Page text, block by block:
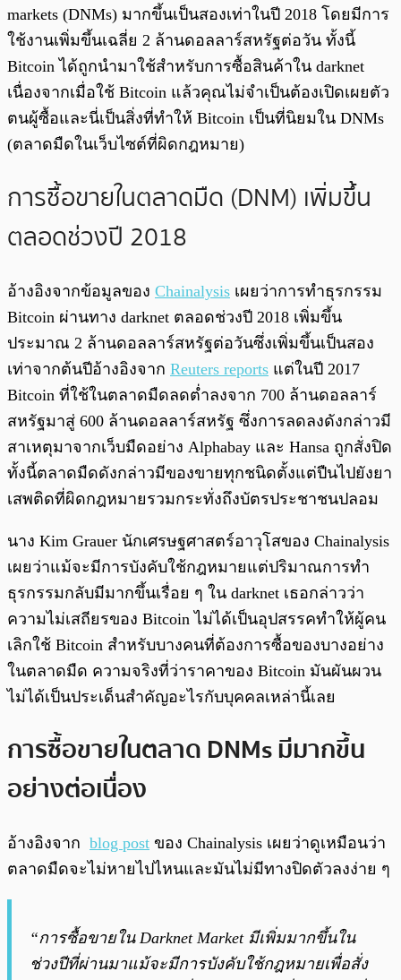
markets (DNMs) มากขึ้นเป็นสองเท่าในปี 2018 โดยมีการ
ใช้งานเพิ่มขึ้นเฉลี่ย 2 ล้านดอลลาร์สหรัฐต่อวัน ทั้งนี้
Bitcoin ได้ถูกนำมาใช้สำหรับการซื้อสินค้าใน darknet
เนื่องจากเมื่อใช้ Bitcoin แล้วคุณไม่จำเป็นต้องเปิดเผยตัว
ตนผู้ซื้อและนี่เป็นสิ่งที่ทำให้ Bitcoin เป็นที่นิยมใน DNMs
(ตลาดมืดในเว็บไซต์ที่ผิดกฎหมาย)
การซื้อขายในตลาดมืด (DNM) เพิ่มขึ้น
ตลอดช่วงปี 2018
อ้างอิงจากข้อมูลของ Chainalysis เผยว่าการทำธุรกรรม
Bitcoin ผ่านทาง darknet ตลอดช่วงปี 2018 เพิ่มขึ้น
ประมาณ 2 ล้านดอลลาร์สหรัฐต่อวันซึ่งเพิ่มขึ้นเป็นสอง
เท่าจากต้นปีอ้างอิงจาก Reuters reports แต่ในปี 2017
Bitcoin ที่ใช้ในตลาดมืดลดต่ำลงจาก 700 ล้านดอลลาร์
สหรัฐมาสู่ 600 ล้านดอลลาร์สหรัฐ ซึ่งการลดลงดังกล่าวมี
สาเหตุมาจากเว็บมืดอย่าง Alphabay และ Hansa ถูกสั่งปิด
ทั้งนี้ตลาดมืดดังกล่าวมีของขายทุกชนิดตั้งแต่ปืนไปยังยา
เสพติดที่ผิดกฎหมายรวมกระทั่งถึงบัตรประชาชนปลอม
นาง Kim Grauer นักเศรษฐศาสตร์อาวุโสของ Chainalysis
เผยว่าแม้จะมีการบังคับใช้กฎหมายแต่ปริมาณการทำ
ธุรกรรมกลับมีมากขึ้นเรื่อย ๆ ใน darknet เธอกล่าวว่า
ความไม่เสถียรของ Bitcoin ไม่ได้เป็นอุปสรรคทำให้ผู้คน
เลิกใช้ Bitcoin สำหรับบางคนที่ต้องการซื้อของบางอย่าง
ในตลาดมืด ความจริงที่ว่าราคาของ Bitcoin มันผันผวน
ไม่ได้เป็นประเด็นสำคัญอะไรกับบุคคลเหล่านี้เลย
การซื้อขายในตลาด DNMs มีมากขึ้น
อย่างต่อเนื่อง
อ้างอิงจาก blog post ของ Chainalysis เผยว่าดูเหมือนว่า
ตลาดมืดจะไม่หายไปไหนและมันไม่มีทางปิดตัวลงง่าย ๆ
“การซื้อขายใน Darknet Market มีเพิ่มมากขึ้นใน
ช่วงปีที่ผ่านมาแม้จะมีการบังคับใช้กฎหมายเพื่อสั่ง